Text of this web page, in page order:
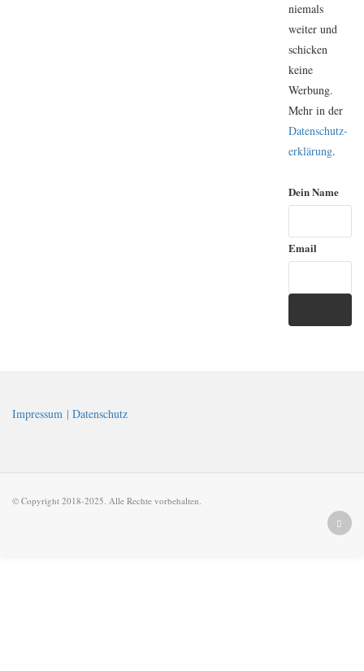
niemals
weiter und
schicken
keine
Werbung.
Mehr in der
Daten­schutz­
erklärung.
Dein Name
Email
Impressum | Datenschutz
© Copyright 2018-2025. Alle Rechte vorbehalten.